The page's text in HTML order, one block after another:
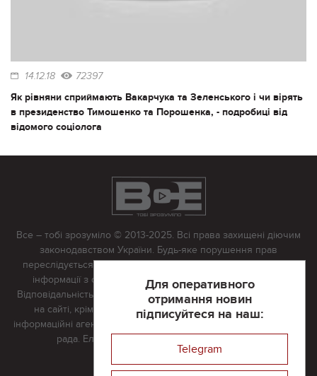
14.12.18 72397
Як рівняни сприймають Вакарчука та Зеленського і чи вірять
в президенство Тимошенко та Порошенка, - подробиці від
відомого соціолога
Для оперативного
отримання новин
підписуйтеся на наш:
Telegram
Все – тобі зрозуміло © 2013-2025. Всі права захищені діючим
законодавством України. Будь-яке порушення прав
переслідується в судовому порядку. Будь-яке відтворення
інформації з сайту тільки з письмово дозволу редакції.
Відповідальність за достовірність усіх матеріалів, розміщених
на сайті, крім матеріалів, які містять посилання на інші
інформаційні агентства або інтернет-видання, несе редакційна
рада. Електронна пошта:
Реклама на сайті